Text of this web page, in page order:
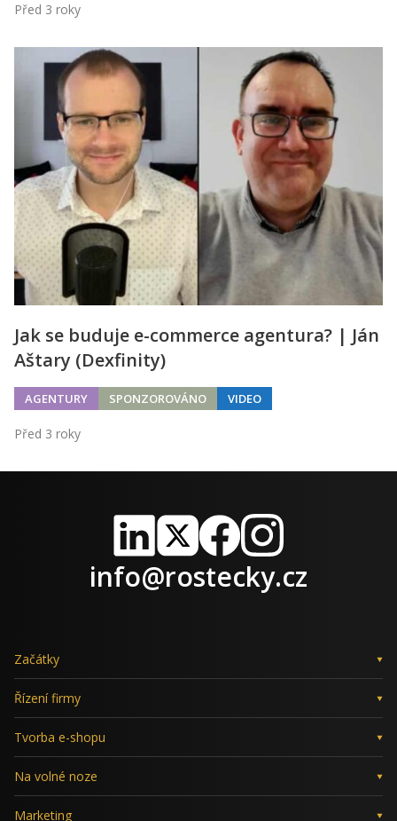
Před 3 roky
Jak se buduje e-commerce agentura? | Ján
Aštary (Dexfinity)
AGENTURY SPONZOROVÁNO VIDEO
Před 3 roky
LinkedIn
X FacebookInstagram
info@rostecky.cz
Začátky
Řízení firmy
Tvorba e-shopu
Na volné noze
Marketing